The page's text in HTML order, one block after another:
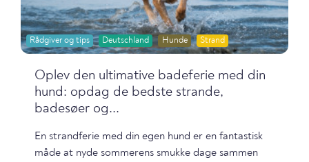
Rådgiver og tips Deutschland Hunde Strand
Oplev den ultimative badeferie med din
hund: opdag de bedste strande,
badesøer og...
En strandferie med din egen hund er en fantastisk
måde at nyde sommerens smukke dage sammen